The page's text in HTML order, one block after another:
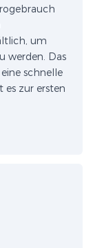
um
werden. Das
schnelle
zur ersten